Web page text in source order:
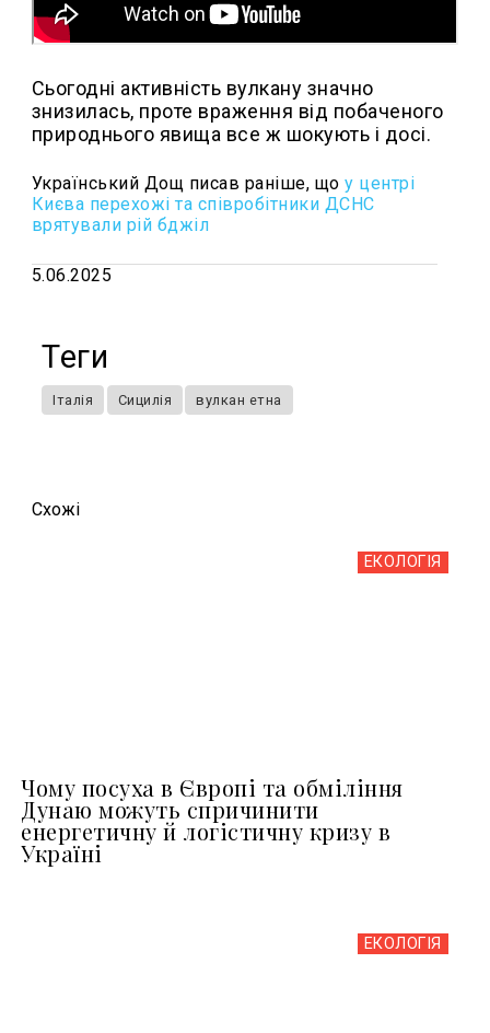
Сьогодні активність вулкану значно
знизилась, проте враження від побаченого
природнього явища все ж шокують і досі.
Український Дощ писав раніше, щоу центрі
Києва перехожі та співробітники ДСНС
врятували рій бджіл
5.06.2025
Теги
Італія Сицилія вулкан етна
Схожi
ЕКОЛОГІЯ
Чому посуха в Європі та обміління
Дунаю можуть спричинити
енергетичну й логістичну кризу в
Україні
ЕКОЛОГІЯ